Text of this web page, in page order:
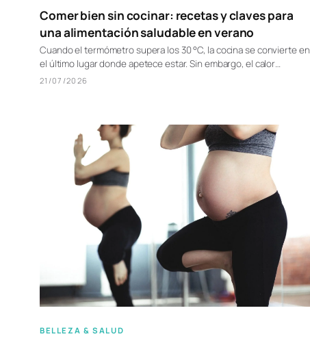
Comer bien sin cocinar: recetas y claves para
una alimentación saludable en verano
Cuando el termómetro supera los 30 °C, la cocina se convierte en
el último lugar donde apetece estar. Sin embargo, el calor…
21/07/2026
BELLEZA & SALUD